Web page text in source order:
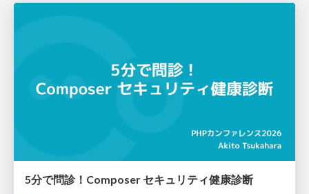
5分で問診！Composer セキュリティ健康診断